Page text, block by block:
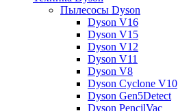
Пылесосы Dyson
Dyson V16
Dyson V15
Dyson V12
Dyson V11
Dyson V8
Dyson Cyclone V10
Dyson Gen5Detect
Dyson PencilVac